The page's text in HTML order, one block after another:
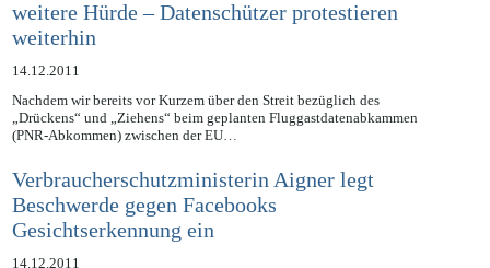
Fluggastdatenabkommen EU-USA meistern
weitere Hürde – Datenschützer protestieren
weiterhin
14.12.2011
Nachdem wir bereits vor Kurzem über den Streit bezüglich des
„Drückens“ und „Ziehens“ beim geplanten Fluggastdatenabkammen
Verbraucherschutzministerin Aigner legt
Beschwerde gegen Facebooks
Gesichtserkennung ein